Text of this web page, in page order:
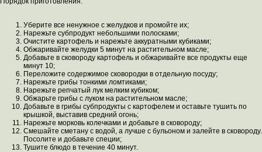
Уберите все ненужное с желудков и промойте их;
Нарежьте субпродукт небольшими полосками;
Очистите картофель и нарежьте аккуратными кубиками;
Обжаривайте желудки 5 минут на растительном масле;
Добавьте в сковороду картофель и обжаривайте все продукты еще
минут 10;
Переложите содержимое сковородки в отдельную посуду;
Нарежьте грибы тонкими ломтиками;
Нарежьте репчатый лук мелким кубиком;
Обжарьте грибы с луком на растительном масле;
Добавьте в грибы субпродукты с картофелем и оставьте тушить по
крышкой, выставив средний огонь;
Нарежьте морковь колечками и добавьте в сковороду;
Смешайте сметану с водой, а лучше с бульоном и залейте в сковороду.
Посолите и добавьте специи;
Тушите блюдо в течение 40 минут.